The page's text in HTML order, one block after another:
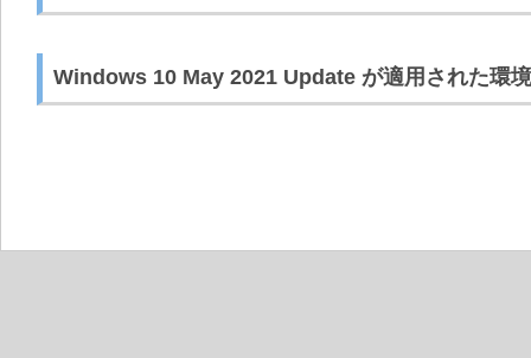
Windows 10 May 2021 Update が適用された環